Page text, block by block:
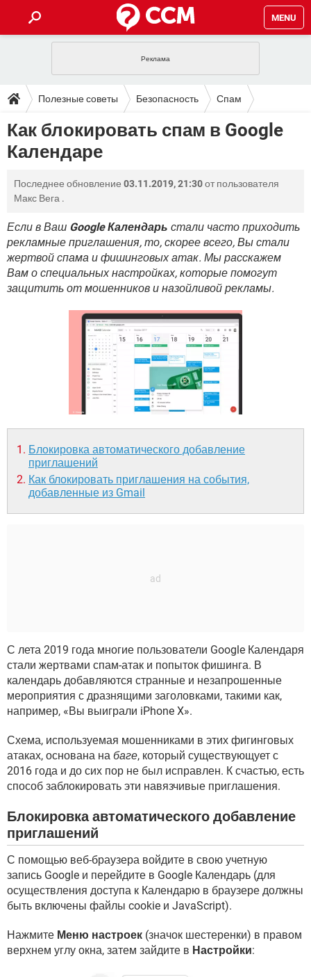
MENU
INSTAGRAM FACEBOOK
ИГРЫ WINDOWS 10
ВКОНТАКТЕ
ПОЛЕЗНЫЕ СОВЕТЫ
TIKTOK TELEGRAM
WHATSAPP INSTAGRAM
WINDOWS 10 ВКОНТАКТЕ
YANDEX
ЗАГРУЗКИ
TIKTOK
FACEBOOK
WINDOWS 10
ВИДЕО GOOGLE
YANDEX
ФОРУМ
TIKTOK TELEGRAM
FACEBOOK ИГРЫ
WINDOWS 10 ВКОНТАКТЕ
GOOGLE
ЭНЦИКЛОПЕДИЯ
TIKTOK
WHATSAPP INSTAGRAM
FACEBOOK ИГРЫ
WINDOWS 10 ВКОНТАКТЕ
GOOGLE
Полезные советы Безопасность Спам
Как блокировать спам в Google
Календаре
Последнее обновление 03.11.2019, 21:30от пользователя
Макс Вега .
Если в Ваш Google Календарь стали часто приходить
рекламные приглашения, то, скорее всего, Вы стали
жертвой спама и фишинговых атак. Мы расскажем
Вам о специальных настройках, которые помогут
защитить от мошенников и назойливой рекламы.
Блокировка автоматического добавление
приглашений
Как блокировать приглашения на события,
добавленные из Gmail
С лета 2019 года многие пользователи Google Календаря
стали жертвами спам-атак и попыток фишинга. В
календарь добавляются странные и незапрошенные
мероприятия с дразнящими заголовками, такими как,
например, «Вы выиграли iPhone X».
Схема, используемая мошенниками в этих фигинговых
атаках, основана на баге, который существующует с
2016 года и до сих пор не был исправлен. К счастью, есть
способ заблокировать эти навязчивые приглашения.
Блокировка автоматического добавление
приглашений
С помощью веб-браузера войдите в свою учетную
запись Google и перейдите в Google Календарь (для
осуществления доступа к Календарю в браузере должны
быть включены файлы cookie и JavaScript).
Нажмите Меню настроек (значок шестеренки) в правом
верхнем углу окна, затем зайдите в Настройки: